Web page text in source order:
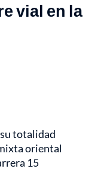
vial en la
totalidad
oriental
15